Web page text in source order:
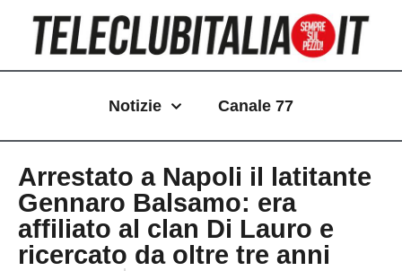
contenuto
Notizie Canale 77
Arrestato a Napoli il latitante
Gennaro Balsamo: era
affiliato al clan Di Lauro e
ricercato da oltre tre anni